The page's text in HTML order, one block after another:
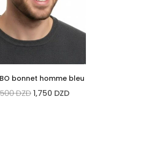
bonnet homme bleu
DZD1,750 DZD